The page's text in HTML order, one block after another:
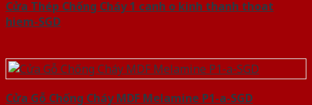
Cửa Thép Chống Cháy 1 canh o kinh thanh thoat
hiem-SGD
Cửa Gỗ Chống Cháy MDF Melamine P1-a-SGD